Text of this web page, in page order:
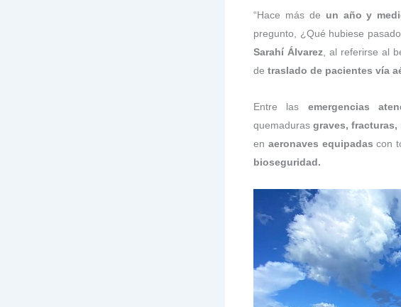
“Hace más de un año y
pregunto, ¿Qué hubiese
Sarahí Álvarez , al referirse al
de traslado de pacientes vía
Entre las emergencias
quemaduras graves, fracturas,
en aeronaves equipadas con
bioseguridad.